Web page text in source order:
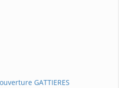
GATTIERES